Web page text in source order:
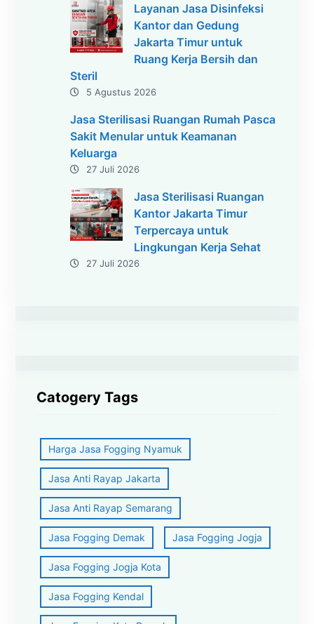
Layanan Jasa Disinfeksi
Kantor dan Gedung
Jakarta Timur untuk
Ruang Kerja Bersih dan
Steril
5 Agustus 2026
Jasa Sterilisasi Ruangan Rumah Pasca
Sakit Menular untuk Keamanan
Keluarga
27 Juli 2026
Jasa Sterilisasi Ruangan
Kantor Jakarta Timur
Terpercaya untuk
Lingkungan Kerja Sehat
27 Juli 2026
Catogery Tags
Harga Jasa Fogging Nyamuk
Jasa Anti Rayap Jakarta
Jasa Anti Rayap Semarang
Jasa Fogging Demak Jasa Fogging Jogja
Jasa Fogging Jogja Kota
Jasa Fogging Kendal